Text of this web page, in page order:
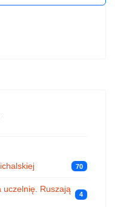
70
uczelnię. Ruszają
4